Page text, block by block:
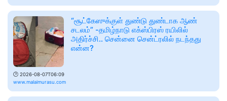
🕑 2026-08-07T06:09
www.malaimurasu.com
“சூட்கேஸுக்குள் துண்டு துண்டாக ஆண்
சடலம்” -தமிழ்நாடு எக்ஸ்பிரஸ் ரயிலில்
அதிர்ச்சி.. சென்னை சென்ட்ரலில் நடந்தது
என்ன?